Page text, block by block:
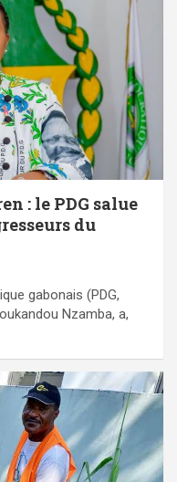
: le PDG salue
du
gabonais (PDG,
Nzamba, a,